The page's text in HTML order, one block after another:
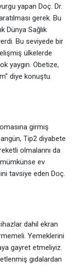
yapan Doç. Dr.
gerek. Bu
Dünya Sağlık
Bu seviyede bir
ülkelerde
yaygın. Obetize,
diye konuştu.
girmiş
Tip2 diyabete
olmalarını da
ev
tavsiye eden Doç.
dahil ekran
Yemeklerini
gayret etmeliyiz.
gıdalardan